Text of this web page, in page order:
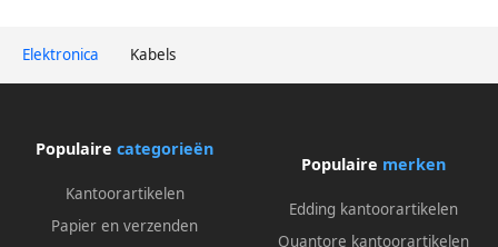
Elektronica Kabels
Populaire categorieën
Kantoorartikelen
Papier en verzenden
Populaire merken
Edding kantoorartikelen
Quantore kantoorartikelen